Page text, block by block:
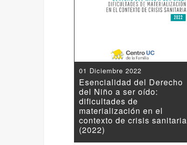
01 Diciembre 2022
Esencialidad del Derecho
del Niño a ser oído:
dificultades de
materialización en el
contexto de crisis sanitaria
(2022)